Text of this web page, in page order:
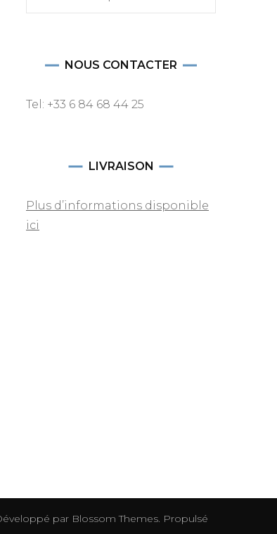
NOUS CONTACTER
Tel: +33 6 84 68 44 25
LIVRAISON
Plus d’informations disponible
ici
parBlossom Themes. Propulsé